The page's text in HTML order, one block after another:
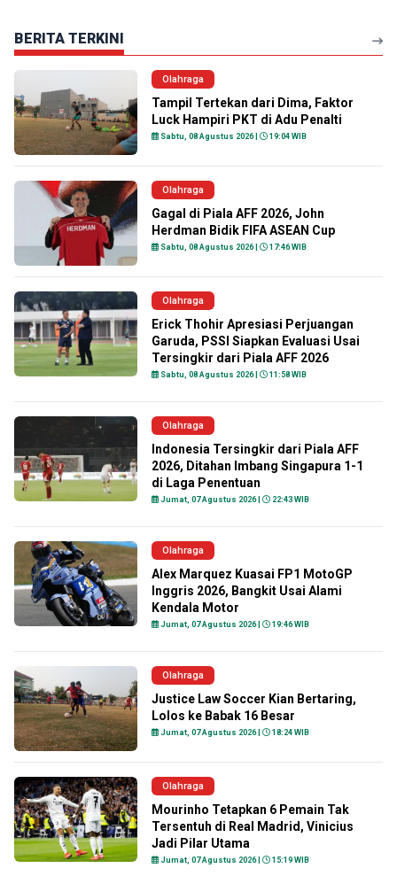
BERITA TERKINI
Olahraga
Tampil Tertekan dari Dima, Faktor
Luck Hampiri PKT di Adu Penalti
Sabtu, 08 Agustus 2026 | 19:04 WIB
Olahraga
Gagal di Piala AFF 2026, John
Herdman Bidik FIFA ASEAN Cup
Sabtu, 08 Agustus 2026 | 17:46 WIB
Olahraga
Erick Thohir Apresiasi Perjuangan
Garuda, PSSI Siapkan Evaluasi Usai
Tersingkir dari Piala AFF 2026
Sabtu, 08 Agustus 2026 | 11:58 WIB
Olahraga
Indonesia Tersingkir dari Piala AFF
2026, Ditahan Imbang Singapura 1-1
di Laga Penentuan
Jumat, 07 Agustus 2026 | 22:43 WIB
Olahraga
Alex Marquez Kuasai FP1 MotoGP
Inggris 2026, Bangkit Usai Alami
Kendala Motor
Jumat, 07 Agustus 2026 | 19:46 WIB
Olahraga
Justice Law Soccer Kian Bertaring,
Lolos ke Babak 16 Besar
Jumat, 07 Agustus 2026 | 18:24 WIB
Olahraga
Mourinho Tetapkan 6 Pemain Tak
Tersentuh di Real Madrid, Vinicius
Jadi Pilar Utama
Jumat, 07 Agustus 2026 | 15:19 WIB